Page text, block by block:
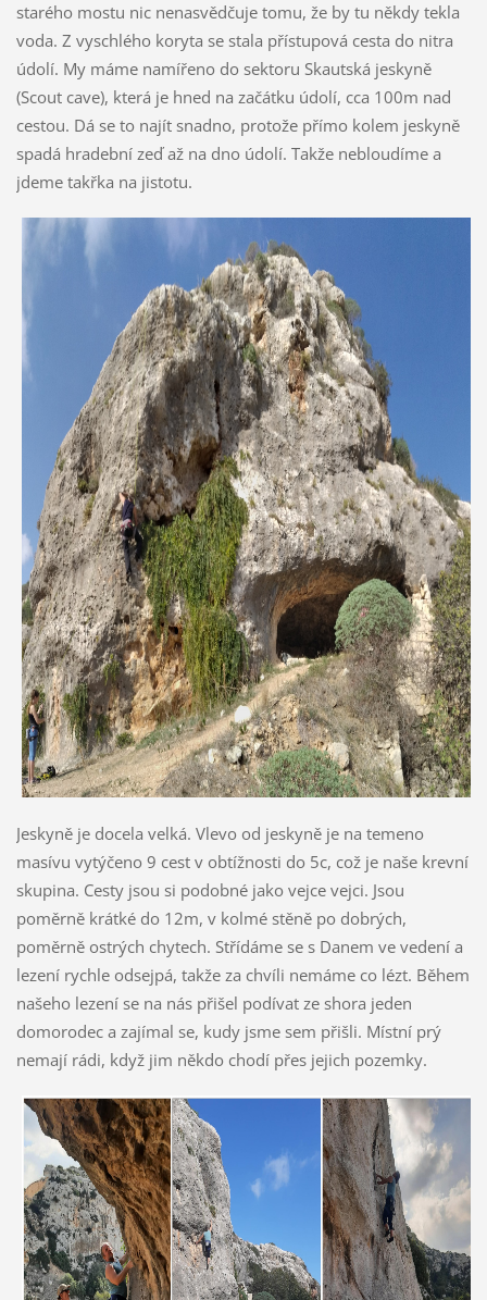
starého mostu nic nenasvědčuje tomu, že by tu někdy tekla
voda. Z vyschlého koryta se stala přístupová cesta do nitra
údolí. My máme namířeno do sektoru Skautská jeskyně
(Scout cave), která je hned na začátku údolí, cca 100m nad
cestou. Dá se to najít snadno, protože přímo kolem jeskyně
spadá hradební zeď až na dno údolí. Takže nebloudíme a
jdeme takřka na jistotu.
Jeskyně je docela velká. Vlevo od jeskyně je na temeno
masívu vytýčeno 9 cest v obtížnosti do 5c, což je naše krevní
skupina. Cesty jsou si podobné jako vejce vejci. Jsou
poměrně krátké do 12m, v kolmé stěně po dobrých,
poměrně ostrých chytech. Střídáme se s Danem ve vedení a
lezení rychle odsejpá, takže za chvíli nemáme co lézt. Během
našeho lezení se na nás přišel podívat ze shora jeden
domorodec a zajímal se, kudy jsme sem přišli. Místní prý
nemají rádi, když jim někdo chodí přes jejich pozemky.